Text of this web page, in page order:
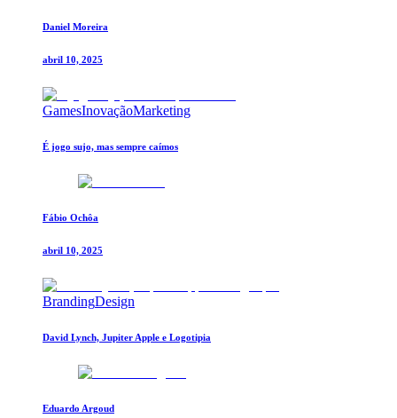
Daniel Moreira
abril 10, 2025
GamesInovaçãoMarketing
É jogo sujo, mas sempre caímos
Fábio Ochôa
abril 10, 2025
BrandingDesign
David Lynch, Jupiter Apple e Logotipia
Eduardo Argoud